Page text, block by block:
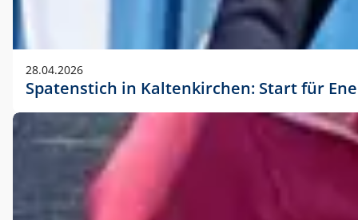
28.04.2026
Spatenstich in Kaltenkirchen: Start für